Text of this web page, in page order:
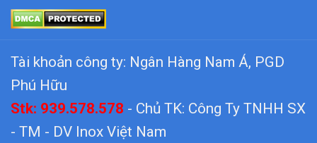
Tài khoản công ty: Ngân Hàng Nam Á, PGD
Phú Hữu
Stk: 939.578.578 - Chủ TK: Công Ty TNHH SX
- TM - DV Inox Việt Nam